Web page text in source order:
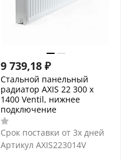
9 739,18 ₽
Стальной панельный
радиатор AXIS 22 300 x
1400 Ventil, нижнее
подключение
Срок поставки от 3х дней
Артикул AXIS223014V